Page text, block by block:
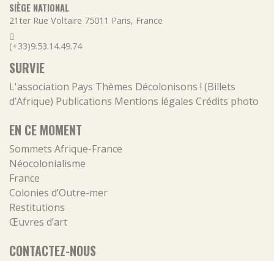
SIÈGE NATIONAL
21ter Rue Voltaire 75011 Paris, France
(+33)9.53.14.49.74
SURVIE
L'association Pays Thèmes Décolonisons ! (Billets
d’Afrique) Publications Mentions légales Crédits photo
EN CE MOMENT
Sommets Afrique-France
Néocolonialisme
France
Colonies d’Outre-mer
Restitutions
Œuvres d’art
CONTACTEZ-NOUS